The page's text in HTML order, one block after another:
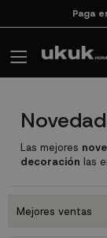
Paga
Las mejores
decoración las
decoración, así
novedades en